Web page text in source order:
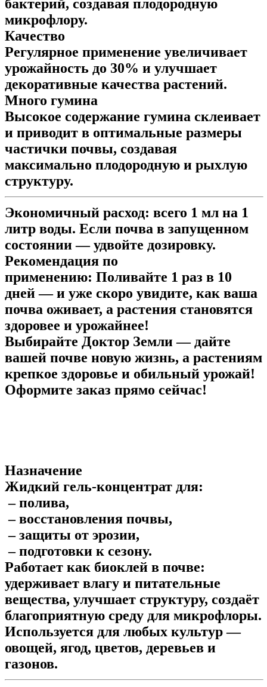
бактерий, создавая плодородную
микрофлору.
Качество
Регулярное применение увеличивает
урожайность до 30% и улучшает
декоративные качества растений.
Много гумина
Высокое содержание гумина склеивает
и приводит в оптимальные размеры
частички почвы, создавая
максимально плодородную и рыхлую
структуру.
Экономичный расход: всего 1 мл на 1
литр воды. Если почва в запущенном
состоянии — удвойте дозировку.
Рекомендация по
применению: Поливайте 1 раз в 10
дней — и уже скоро увидите, как ваша
почва оживает, а растения становятся
здоровее и урожайнее!
Выбирайте Доктор Земли — дайте
вашей почве новую жизнь, а растениям
крепкое здоровье и обильный урожай!
Оформите заказ прямо сейчас!
Назначение
Жидкий гель-концентрат для:
– полива,
– восстановления почвы,
– защиты от эрозии,
– подготовки к сезону.
Работает как биоклей в почве:
удерживает влагу и питательные
вещества, улучшает структуру, создаёт
благоприятную среду для микрофлоры.
Используется для любых культур —
овощей, ягод, цветов, деревьев и
газонов.